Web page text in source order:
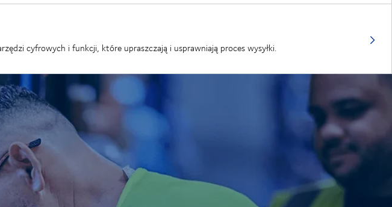
cyfrowych i funkcji, które upraszczają i usprawniają proces wysyłki.